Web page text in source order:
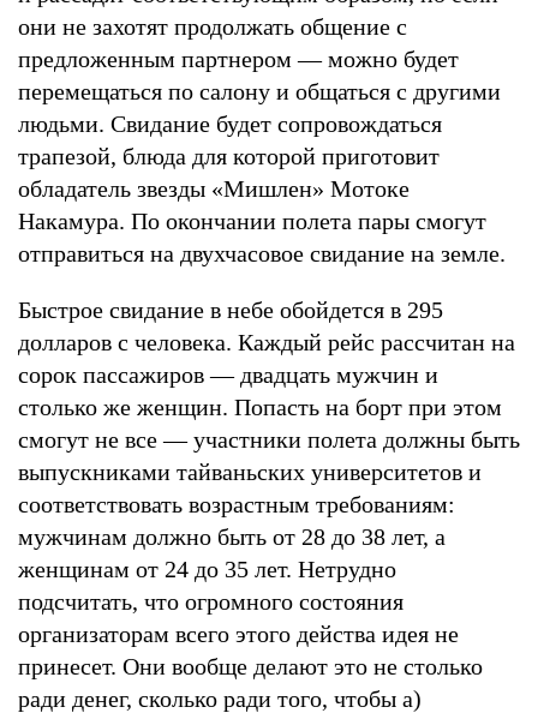
они не захотят продолжать общение с
предложенным партнером — можно будет
перемещаться по салону и общаться с другими
людьми. Свидание будет сопровождаться
трапезой, блюда для которой приготовит
обладатель звезды «Мишлен» Мотоке
Накамура. По окончании полета пары смогут
отправиться на двухчасовое свидание на земле.
Быстрое свидание в небе обойдется в 295
долларов с человека. Каждый рейс рассчитан на
сорок пассажиров — двадцать мужчин и
столько же женщин. Попасть на борт при этом
смогут не все — участники полета должны быть
выпускниками тайваньских университетов и
соответствовать возрастным требованиям:
мужчинам должно быть от 28 до 38 лет, а
женщинам от 24 до 35 лет. Нетрудно
подсчитать, что огромного состояния
организаторам всего этого действа идея не
принесет. Они вообще делают это не столько
ради денег, сколько ради того, чтобы а)